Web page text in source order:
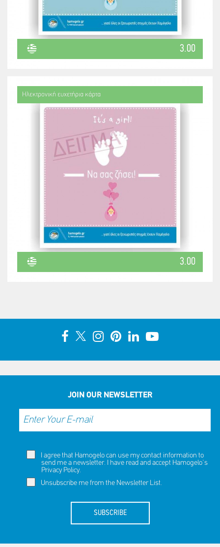
3.00
Ηλεκτρονική ευχετήρια κάρτα
3.00
JOIN OUR NEWSLETTER
I agree that Hamogelo can use my contact information to
send me a newsletter. I have read and accept Hamogelo's
Privacy Policy.
Unsubscribe me from the Newsletter List.
SUBSCRIBE